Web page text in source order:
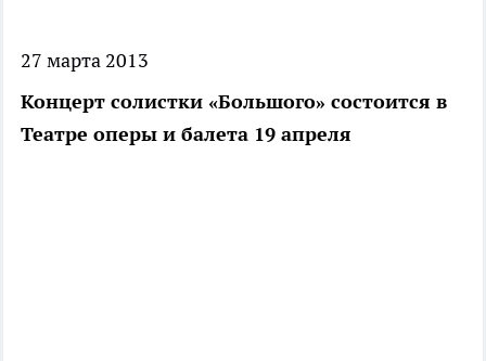
27 марта 2013
Концерт солистки «Большого» состоится в
Театре оперы и балета 19 апреля